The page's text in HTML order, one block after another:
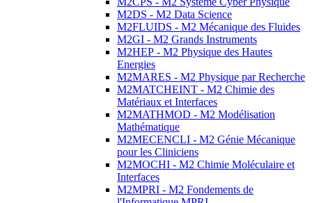
M2DS - M2 Data Science
M2FLUIDS - M2 Mécanique des Fluides
M2GI - M2 Grands Instruments
M2HEP - M2 Physique des Hautes
Energies
M2MARES - M2 Physique par Recherche
M2MATCHEINT - M2 Chimie des
Matériaux et Interfaces
M2MATHMOD - M2 Modélisation
Mathématique
M2MECENCLI - M2 Génie Mécanique
pour les Cliniciens
M2MOCHI - M2 Chimie Moléculaire et
Interfaces
M2MPRI - M2 Fondements de